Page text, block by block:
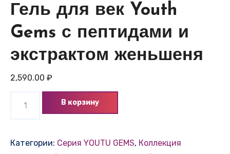
Гель для век Youth
Gems с пептидами и
экстрактом женьшеня
2,590.00 ₽
Гель
В корзину
Категории: Ceрия YOUTU GEMS, Коллекция